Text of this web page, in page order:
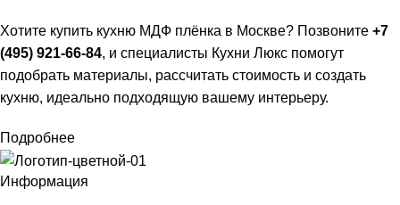
Хотите купить кухню МДФ плёнка в Москве? Позвоните +7
(495) 921-66-84, и специалисты Кухни Люкс помогут
подобрать материалы, рассчитать стоимость и создать
кухню, идеально подходящую вашему интерьеру.
Подробнее
Информация